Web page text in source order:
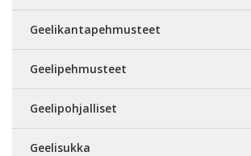
Geelikantapehmusteet
Geelipehmusteet
Geelipohjalliset
Geelisukka